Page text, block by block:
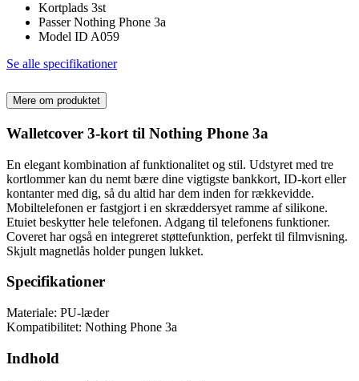
Kortplads 3st
Passer Nothing Phone 3a
Model ID A059
Se alle specifikationer
Mere om produktet
Walletcover 3-kort til Nothing Phone 3a
En elegant kombination af funktionalitet og stil. Udstyret med tre
kortlommer kan du nemt bære dine vigtigste bankkort, ID-kort eller
kontanter med dig, så du altid har dem inden for rækkevidde.
Mobiltelefonen er fastgjort i en skræddersyet ramme af silikone.
Etuiet beskytter hele telefonen. Adgang til telefonens funktioner.
Coveret har også en integreret støttefunktion, perfekt til filmvisning.
Skjult magnetlås holder pungen lukket.
Specifikationer
Materiale: PU-læder
Kompatibilitet: Nothing Phone 3a
Indhold